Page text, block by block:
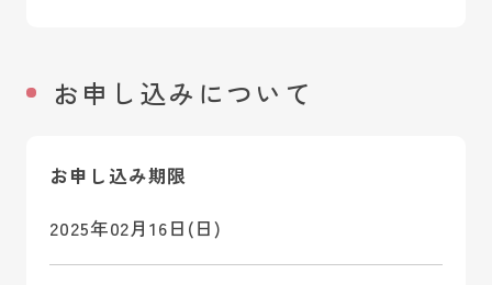
お申し込みについて
お申し込み期限
2025年02月16日(日)